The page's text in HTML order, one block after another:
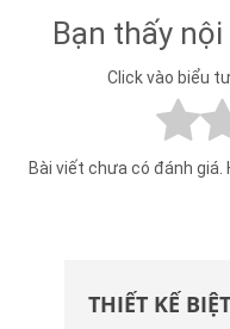
Bạn thấy
Click vào biểu
Bài viết chưa có đánh giá.
THIẾT KẾ